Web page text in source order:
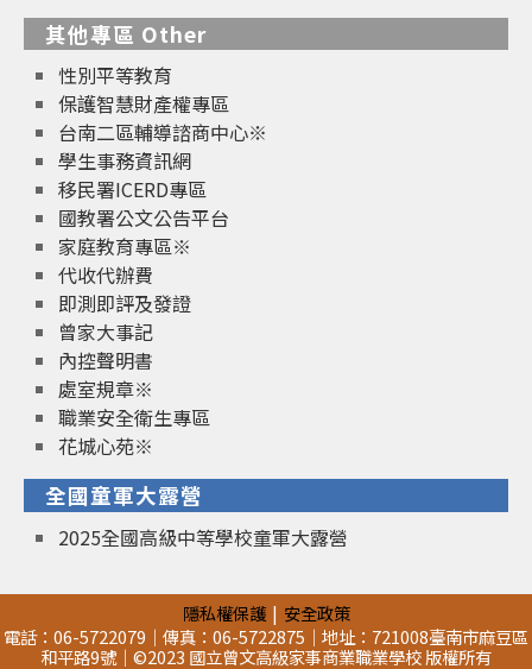
其他專區 Other
性別平等教育
保護智慧財產權專區
台南二區輔導諮商中心※
學生事務資訊網
移民署ICERD專區
國教署公文公告平台
家庭教育專區※
代收代辦費
即測即評及發證
曾家大事記
內控聲明書
處室規章※
職業安全衛生專區
花城心苑※
全國童軍大露營
2025全國高級中等學校童軍大露營
隱私權保護
安全政策
電話：06-5722079｜傳真：06-5722875｜地址：721008臺南市麻豆區
和平路9號｜©2023 國立曾文高級家事商業職業學校 版權所有